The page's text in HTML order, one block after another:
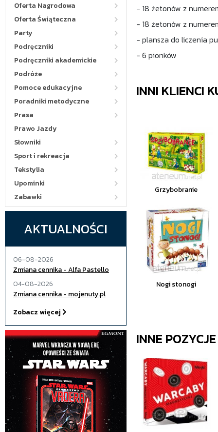
Oferta Nagrodowa
Oferta Świąteczna
Party
Podręczniki
Podręczniki akademickie
Podróże
Pomoce edukacyjne
Poradniki metodyczne
Prasa
Prawo Jazdy
Słowniki
Sport i rekreacja
Tekstylia
Upominki
Zabawki
AKTUALNOŚCI
06-08-2026
Zmiana cennika - Alfa Pastello
04-08-2026
Zmiana cennika - mojenuty.pl
Zobacz więcej
- 18 żetonów z
- 18 żetonów z
- plansza do liczenia
- 6 pionków
INNI KLIENCI
Grzybobranie
Nogi stonogi
INNE